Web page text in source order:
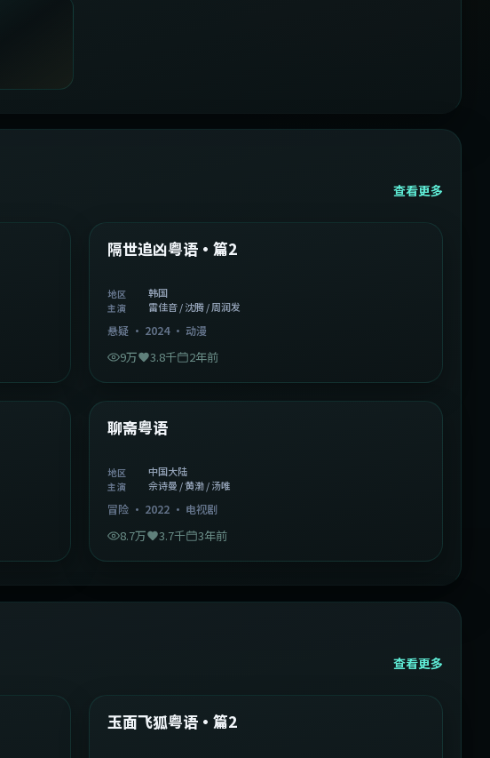
查看更多
精选
2:05:21
隔世追凶粤语·篇2
地区 韩国
主演 雷佳音 / 沈腾 / 周润发
悬疑· 2024· 动漫
9万 3.8千 2年前
1:27:50
精选
中国大陆 2:02:43
聊斋粤语
地区 中国大陆
主演 佘诗曼 / 黄渤 / 汤唯
冒险· 2022· 电视剧
8.7万 3.7千 3年前
查看更多
热门
2:13:08
玉面飞狐粤语·篇2